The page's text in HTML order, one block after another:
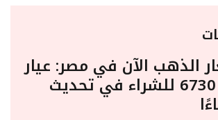
الذهب الآن في مصر: عيار
24 يسجل 6730 للشراء في تحديث